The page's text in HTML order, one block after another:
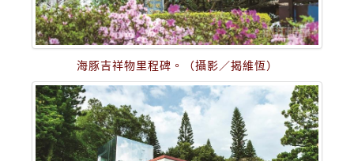
海豚吉祥物里程碑。（攝影／揭維恆）